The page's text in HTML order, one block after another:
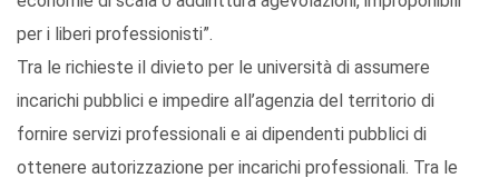
per i liberi professionisti”.
Tra le richieste il divieto per le università di assumere
incarichi pubblici e impedire all’agenzia del territorio di
fornire servizi professionali e ai dipendenti pubblici di
ottenere autorizzazione per incarichi professionali. Tra le